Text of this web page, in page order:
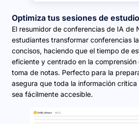
Optimiza tus sesiones de
El resumidor de conferencias de IA de
estudiantes transformar conferencias
concisos, haciendo que el tiempo de
eficiente y centrado en la comprensión
toma de notas. Perfecto para la
asegura que toda la información
sea fácilmente accesible.